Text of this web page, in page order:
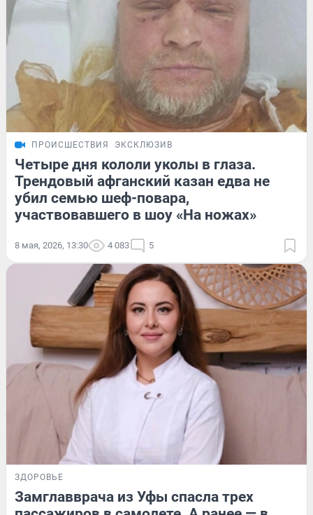
ПРОИСШЕСТВИЯ ЭКСКЛЮЗИВ
Четыре дня кололи уколы в глаза.
Трендовый афганский казан едва не
убил семью шеф-повара,
участвовавшего в шоу «На ножах»
8 мая, 2026, 13:30 4 083 5
ЗДОРОВЬЕ
Замглавврача из Уфы спасла трех